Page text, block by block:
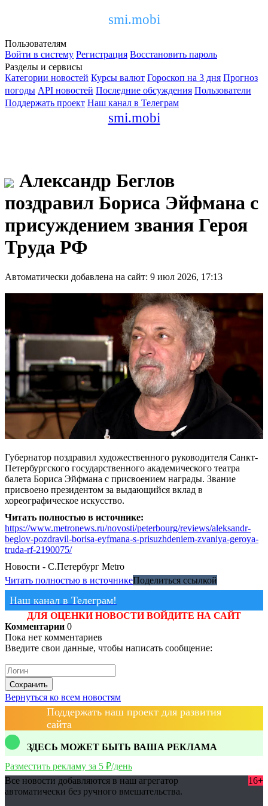
smi.mobi
Пользователям
Войти в систему Регистрация Восстановить пароль
Разделы и сервисы
Категории новостей Курсы валют Гороскоп на 3 дня Прогноз
погоды API новостей Последние обсуждения Пользователи
Поддержать проект Наш канал в Телеграм
smi.mobi
Александр Беглов
поздравил Бориса Эйфмана с
присуждением звания Героя
Труда РФ
Автоматически добавлена на сайт: 9 июл 2026, 17:13
Губернатор поздравил художественного руководителя Санкт-
Петербургского государственного академического театра
балета Бориса Эйфмана с присвоением награды. Звание
присвоено президентом за выдающийся вклад в
хореографическое искусство.
Читать полностью в источнике:
https://www.metronews.ru/novosti/peterbourg/reviews/aleksandr-
beglov-pozdravil-borisa-eyfmana-s-prisuzhdeniem-zvaniya-geroya-
truda-rf-2190075/
Новости - С.Петербург Metro
Читать полностью в источникеПоделиться ссылкой
Наш канал в Телеграм!
ДЛЯ ОЦЕНКИ НОВОСТИ ВОЙДИТЕ НА САЙТ
Комментарии 0
Пока нет комментариев
Введите свои данные, чтобы написать сообщение:
Сохранить
Вернуться ко всем новостям
Поддержать наш проект для развития
сайта
ЗДЕСЬ МОЖЕТ БЫТЬ ВАША РЕКЛАМА
Разместить рекламу за 5 ₽/день
Все новости добавляются в наш агрегатор
автоматически без ручного вмешательства.
16+